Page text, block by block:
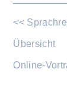
<<
Übersicht
Online-